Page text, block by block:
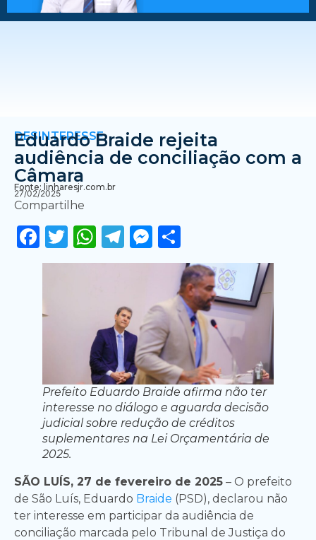
DESINTERESSE
Eduardo Braide rejeita
audiência de conciliação com a
Câmara
Fonte: linharesjr.com.br
27/02/2025
Compartilhe
Facebook
Twitter
WhatsApp
Telegram
Messenger
Prefeito Eduardo Braide afirma não ter
interesse no diálogo e aguarda decisão
judicial sobre redução de créditos
suplementares na Lei Orçamentária de
2025.
SÃO LUÍS, 27 de fevereiro de 2025 – O prefeito
de São Luís, Eduardo Braide (PSD), declarou não
ter interesse em participar da audiência de
conciliação marcada pelo Tribunal de Justiça do